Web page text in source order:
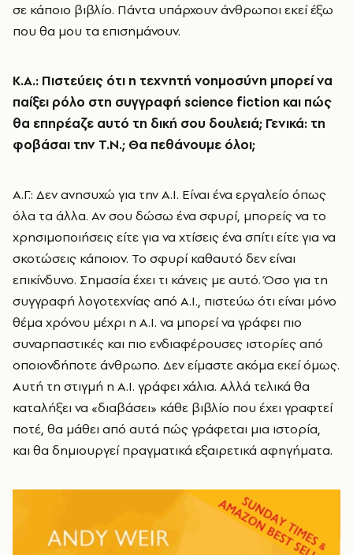
σε κάποιο βιβλίο. Πάντα υπάρχουν άνθρωποι εκεί έξω
που θα μου τα επισημάνουν.
Κ.Α.: Πιστεύεις ότι η τεχνητή νοημοσύνη μπορεί να
παίξει ρόλο στη συγγραφή science fiction και πώς
θα επηρέαζε αυτό τη δική σου δουλειά; Γενικά: τη
φοβάσαι την Τ.Ν.; Θα πεθάνουμε όλοι;
Α.Γ.: Δεν ανησυχώ για την Α.Ι. Είναι ένα εργαλείο όπως
όλα τα άλλα. Αν σου δώσω ένα σφυρί, μπορείς να το
χρησιμοποιήσεις είτε για να χτίσεις ένα σπίτι είτε για να
σκοτώσεις κάποιον. Το σφυρί καθαυτό δεν είναι
επικίνδυνο. Σημασία έχει τι κάνεις με αυτό. Όσο για τη
συγγραφή λογοτεχνίας από Α.Ι., πιστεύω ότι είναι μόνο
θέμα χρόνου μέχρι η Α.Ι. να μπορεί να γράφει πιο
συναρπαστικές και πιο ενδιαφέρουσες ιστορίες από
οποιονδήποτε άνθρωπο. Δεν είμαστε ακόμα εκεί όμως.
Αυτή τη στιγμή η Α.Ι. γράφει χάλια. Αλλά τελικά θα
καταλήξει να «διαβάσει» κάθε βιβλίο που έχει γραφτεί
ποτέ, θα μάθει από αυτά πώς γράφεται μια ιστορία,
και θα δημιουργεί πραγματικά εξαιρετικά αφηγήματα.